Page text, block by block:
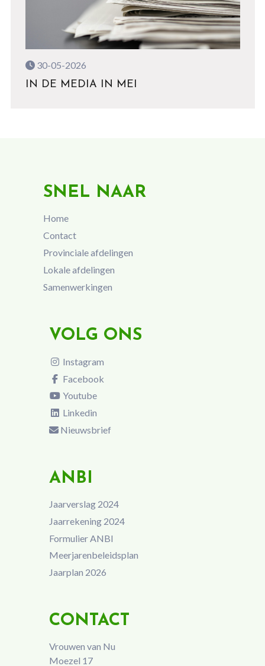
30-05-2026
IN DE MEDIA IN MEI
SNEL NAAR
Home
Contact
Provinciale afdelingen
Lokale afdelingen
Samenwerkingen
VOLG ONS
Instagram
Facebook
Youtube
Linkedin
Nieuwsbrief
ANBI
Jaarverslag 2024
Jaarrekening 2024
Formulier ANBI
Meerjarenbeleidsplan
Jaarplan 2026
CONTACT
Vrouwen van Nu
Moezel 17